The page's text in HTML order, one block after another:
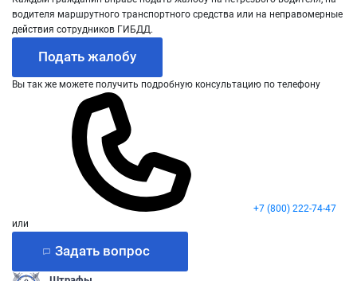
водителя маршрутного транспортного средства или на неправомерные
действия сотрудников ГИБДД.
Подать жалобу
Вы так же можете получить подробную консультацию по телефону
+7 (800) 222-74-47
или
Задать вопрос